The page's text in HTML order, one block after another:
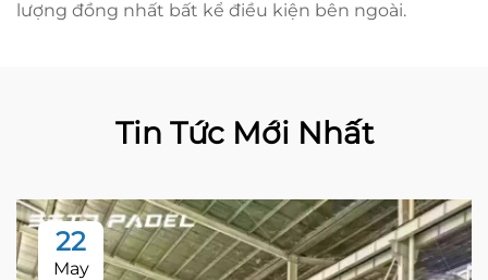
lượng đồng nhất bất kể điều kiện bên ngoài.
Tin Tức Mới Nhất
22
May